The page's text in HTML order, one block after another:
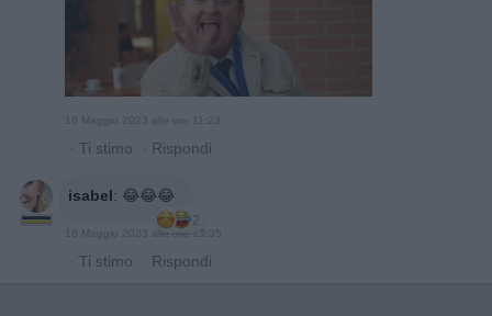
· Ti stimo · Rispondi
isabel: 😂😂😂
2
16 Maggio 2023 alle ore 13:35
· Ti stimo · Rispondi